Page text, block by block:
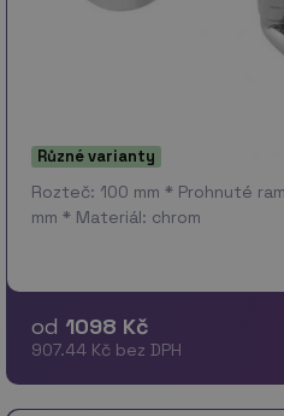
Různé varianty
Rozteč: 100 mm * Prohnuté
mm * Materiál: chrom
od 1098 Kč
907.44 Kč bez DPH